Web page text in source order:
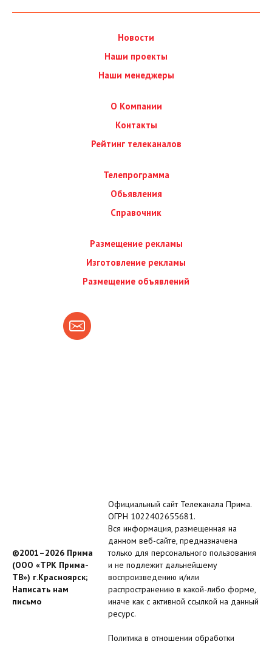
Новости
Наши проекты
Наши менеджеры
О Компании
Контакты
Рейтинг телеканалов
Телепрограмма
Обьявления
Справочник
Размещение рекламы
Изготовление рекламы
Размещение объявлений
©2001–2026 Прима
(ООО «ТРК Прима-
ТВ») г.Красноярск;
Написать нам
письмо
Официальный сайт Телеканала Прима.
ОГРН 1022402655681.
Вся информация, размещенная на
данном веб-сайте, предназначена
только для персонального пользования
и не подлежит дальнейшему
воспроизведению и/или
распространению в какой-либо форме,
иначе как с активной ссылкой на данный
ресурс.
Политика в отношении обработки